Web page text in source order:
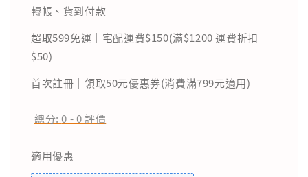
轉帳、貨到付款
超取599免運｜宅配運費$150(滿$1200 運費折扣
$50)
首次註冊｜領取50元優惠券(消費滿799元適用)
總分:0 -0評價
適用優惠